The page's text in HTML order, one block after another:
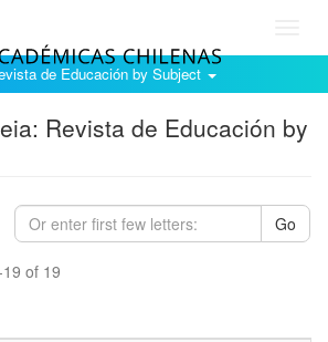
de Educación by Subject
Revista de Educación by
Go
of 19